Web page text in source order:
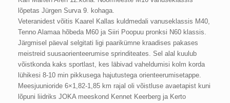
lõpetas Jürgen Surva 9. kohaga.
Veteranidest võitis Kaarel Kallas kuldmedali vanuseklassis M40,
Tenno Alamaa hõbeda M60 ja Siiri Poopuu pronksi N60 klassis.
Järgmisel päeval selgitati ligi paarikümne kraadises pakases
meistreid suusaorienteerumise sprinditeates. Sel alal kuulub
võistkonda kaks sportlast, kes läbivad vaheldumisi kolm korda
lühikesi 8-10 min pikkusega hajutustega orienteerumisetappe.
Meesjuunioride 6×1,82-1,85 km rajal oli võistluse avaetapist kuni
lõpuni liidriks JOKA meeskond Kennet Keerberg ja Kerto